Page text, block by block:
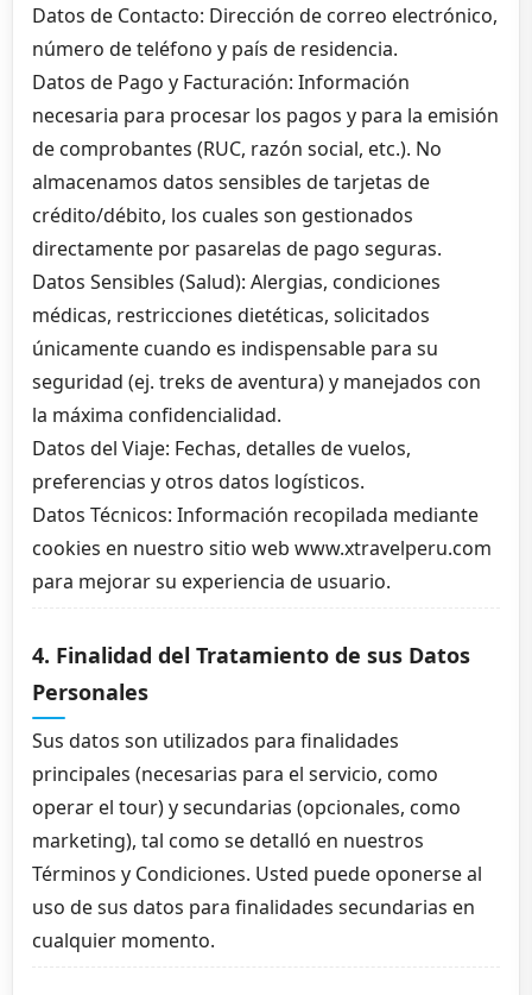
Datos de Contacto: Dirección de correo electrónico,
número de teléfono y país de residencia.
Datos de Pago y Facturación: Información
necesaria para procesar los pagos y para la emisión
de comprobantes (RUC, razón social, etc.). No
almacenamos datos sensibles de tarjetas de
crédito/débito, los cuales son gestionados
directamente por pasarelas de pago seguras.
Datos Sensibles (Salud): Alergias, condiciones
médicas, restricciones dietéticas, solicitados
únicamente cuando es indispensable para su
seguridad (ej. treks de aventura) y manejados con
la máxima confidencialidad.
Datos del Viaje: Fechas, detalles de vuelos,
preferencias y otros datos logísticos.
Datos Técnicos: Información recopilada mediante
cookies en nuestro sitio web www.xtravelperu.com
para mejorar su experiencia de usuario.
4. Finalidad del Tratamiento de sus Datos
Personales
Sus datos son utilizados para finalidades
principales (necesarias para el servicio, como
operar el tour) y secundarias (opcionales, como
marketing), tal como se detalló en nuestros
Términos y Condiciones. Usted puede oponerse al
uso de sus datos para finalidades secundarias en
cualquier momento.